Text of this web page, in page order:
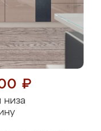
₽
низа